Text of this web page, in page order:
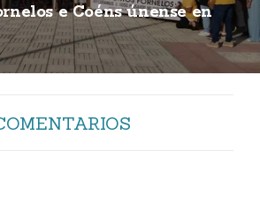
e Coéns únense en